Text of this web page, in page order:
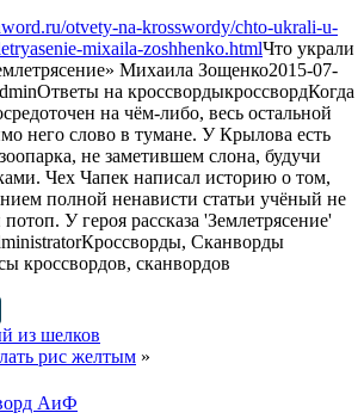
otvety-na-krosswordy/chto-ukrali-u-
mixaila-zoshhenko.htmlЧто украли
Михаила Зощенко2015-07-
Ответы на кроссвордыкроссвордКогда
на чём-либо, весь остальной
него слово в тумане. У Крылова есть
не заметившем слона, будучи
Чех Чапек написал историю о том,
полной ненависти статьи учёный не
У героя рассказа 'Землетрясение'
Кроссворды, Сканворды
из шелков
рис желтым »